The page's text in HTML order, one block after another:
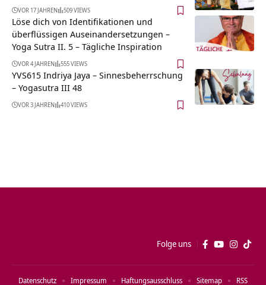
VOR 17 JAHREN 509 VIEWS
Löse dich von Identifikationen und
überflüssigen Auseinandersetzungen –
Yoga Sutra II. 5 – Tägliche Inspiration
VOR 4 JAHREN 555 VIEWS
YVS615 Indriya Jaya – Sinnesbeherrschung
– Yogasutra III 48
VOR 3 JAHREN 410 VIEWS
Folge uns
Datenschutz Impressum Haftungsausschluss Sitemap RSS